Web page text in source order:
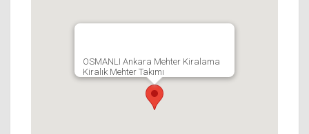
OSMANLI Ankara Mehter Kiralama
Kiralık Mehter Takımı